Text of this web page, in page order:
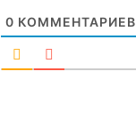
0 КОММЕНТАРИЕВ